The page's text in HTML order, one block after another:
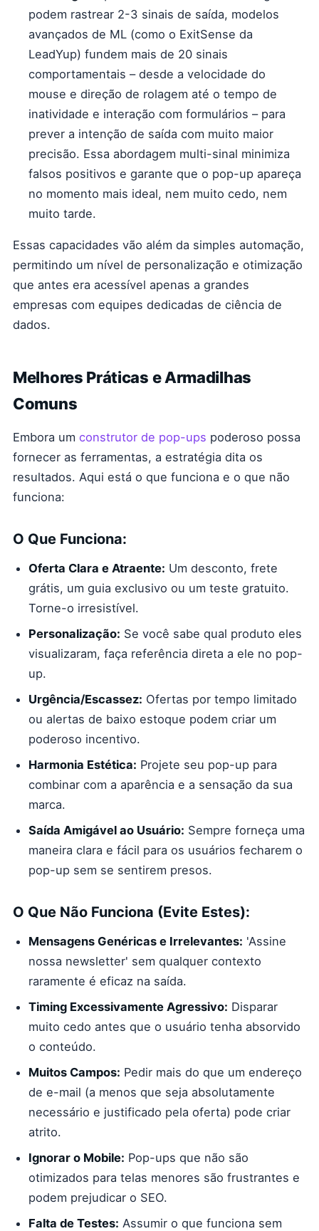
podem rastrear 2-3 sinais de saída, modelos
avançados de ML (como o ExitSense da
LeadYup) fundem mais de 20 sinais
comportamentais – desde a velocidade do
mouse e direção de rolagem até o tempo de
inatividade e interação com formulários – para
prever a intenção de saída com muito maior
precisão. Essa abordagem multi-sinal minimiza
falsos positivos e garante que o pop-up apareça
no momento mais ideal, nem muito cedo, nem
muito tarde.
Essas capacidades vão além da simples automação,
permitindo um nível de personalização e otimização
que antes era acessível apenas a grandes
empresas com equipes dedicadas de ciência de
dados.
Melhores Práticas e Armadilhas
Comuns
Embora um construtor de pop-ups poderoso possa
fornecer as ferramentas, a estratégia dita os
resultados. Aqui está o que funciona e o que não
funciona:
O Que Funciona:
Oferta Clara e Atraente: Um desconto, frete
grátis, um guia exclusivo ou um teste gratuito.
Torne-o irresistível.
Personalização: Se você sabe qual produto eles
visualizaram, faça referência direta a ele no pop-
up.
Urgência/Escassez: Ofertas por tempo limitado
ou alertas de baixo estoque podem criar um
poderoso incentivo.
Harmonia Estética: Projete seu pop-up para
combinar com a aparência e a sensação da sua
marca.
Saída Amigável ao Usuário: Sempre forneça uma
maneira clara e fácil para os usuários fecharem o
pop-up sem se sentirem presos.
O Que Não Funciona (Evite Estes):
Mensagens Genéricas e Irrelevantes: 'Assine
nossa newsletter' sem qualquer contexto
raramente é eficaz na saída.
Timing Excessivamente Agressivo: Disparar
muito cedo antes que o usuário tenha absorvido
o conteúdo.
Muitos Campos: Pedir mais do que um endereço
de e-mail (a menos que seja absolutamente
necessário e justificado pela oferta) pode criar
atrito.
Ignorar o Mobile: Pop-ups que não são
otimizados para telas menores são frustrantes e
podem prejudicar o SEO.
Falta de Testes: Assumir o que funciona sem